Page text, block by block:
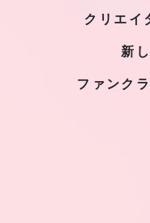
クリエイ
新
ファンク